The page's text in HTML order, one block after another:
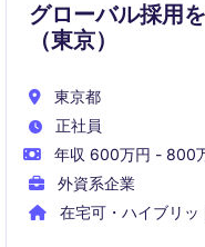
グローバル採用
（東京）
東京都
正社員
年収 600万円 - 800
外資系企業
在宅可・ハイブリッ